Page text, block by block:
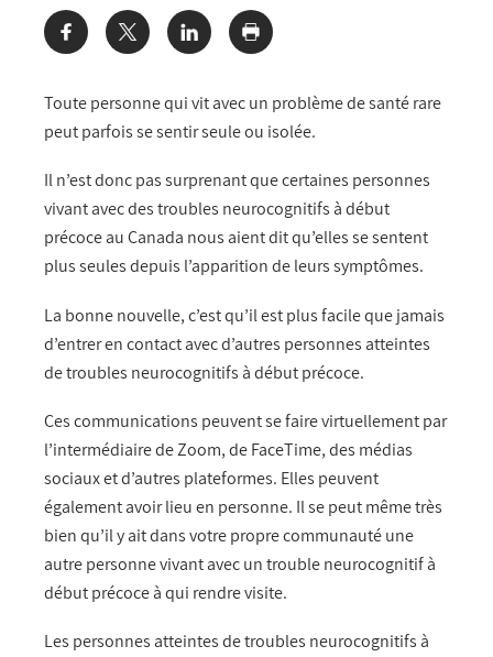
Toute personne qui vit avec un problème de santé rare
peut parfois se sentir seule ou isolée.
Il n’est donc pas surprenant que certaines personnes
vivant avec des troubles neurocognitifs à début
précoce au Canada nous aient dit qu’elles se sentent
plus seules depuis l’apparition de leurs symptômes.
La bonne nouvelle, c’est qu’il est plus facile que jamais
d’entrer en contact avec d’autres personnes atteintes
de troubles neurocognitifs à début précoce.
Ces communications peuvent se faire virtuellement par
l’intermédiaire de Zoom, de FaceTime, des médias
sociaux et d’autres plateformes. Elles peuvent
également avoir lieu en personne. Il se peut même très
bien qu’il y ait dans votre propre communauté une
autre personne vivant avec un trouble neurocognitif à
début précoce à qui rendre visite.
Les personnes atteintes de troubles neurocognitifs à
Share: